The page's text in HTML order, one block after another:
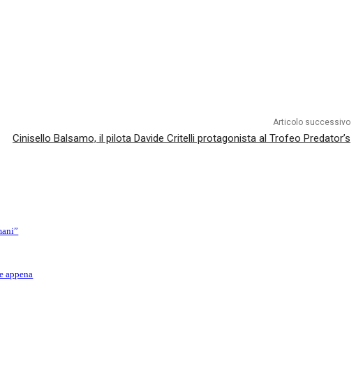
Articolo successivo
Cinisello Balsamo, il pilota Davide Critelli protagonista al Trofeo Predator’s
appena